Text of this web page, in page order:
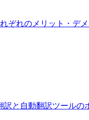
ぞれのメリット・デ
と自動翻訳ツールの